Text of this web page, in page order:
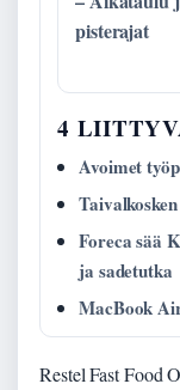
pisterajat
4
Avoimet
Foreca sää
ja sadetutka
MacBook
Restel Fast Food